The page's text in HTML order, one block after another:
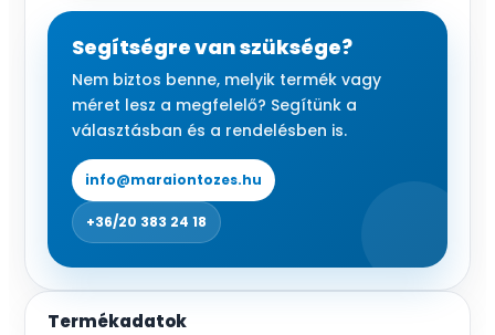
210°
mennyiség
Segítségre van szüksége?
Nem biztos benne, melyik termék vagy
méret lesz a megfelelő? Segítünk a
választásban és a rendelésben is.
info@maraiontozes.hu
+36/20 383 24 18
Termékadatok